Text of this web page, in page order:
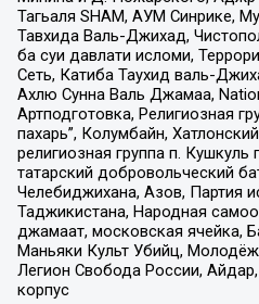
Тагьаля SHAM, АУМ Синрике,
Тавхида Валь-Джихад,
ба суи давлати исломи,
Сеть, Катиба Таухид валь-
Ахлю Сунна Валь Джамаа,
Артподготовка, Религиозная
пахарь”, Колумбайн,
религиозная группа п.
татарский добровольческий
Челебиджихана, Азов, Партия
Таджикистана, Народная
джамаат, московская ячейка,
Маньяки Культ Убийц,
Легион Свобода России,
корпус